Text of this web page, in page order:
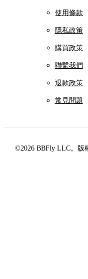
使用條款
隱私政策
購買政策
聯繫我們
退款政策
常見問題
©2026 BBFly LLC。版